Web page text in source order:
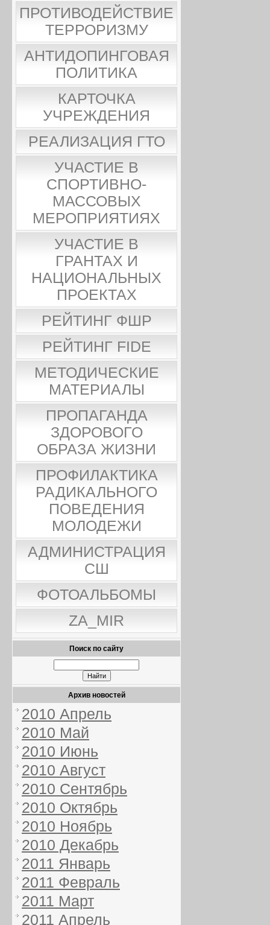
ПРОТИВОДЕЙСТВИЕ
ТЕРРОРИЗМУ
АНТИДОПИНГОВАЯ
ПОЛИТИКА
КАРТОЧКА
УЧРЕЖДЕНИЯ
РЕАЛИЗАЦИЯ ГТО
УЧАСТИЕ В
СПОРТИВНО-
МАССОВЫХ
МЕРОПРИЯТИЯХ
УЧАСТИЕ В
ГРАНТАХ И
НАЦИОНАЛЬНЫХ
ПРОЕКТАХ
РЕЙТИНГ ФШР
РЕЙТИНГ FIDE
МЕТОДИЧЕСКИЕ
МАТЕРИАЛЫ
ПРОПАГАНДА
ЗДОРОВОГО
ОБРАЗА ЖИЗНИ
ПРОФИЛАКТИКА
РАДИКАЛЬНОГО
ПОВЕДЕНИЯ
МОЛОДЕЖИ
АДМИНИСТРАЦИЯ
СШ
ФОТОАЛЬБОМЫ
ZA_MIR
Поиск по сайту
Архив новостей
2010 Апрель
2010 Май
2010 Июнь
2010 Август
2010 Сентябрь
2010 Октябрь
2010 Ноябрь
2010 Декабрь
2011 Январь
2011 Февраль
2011 Март
2011 Апрель